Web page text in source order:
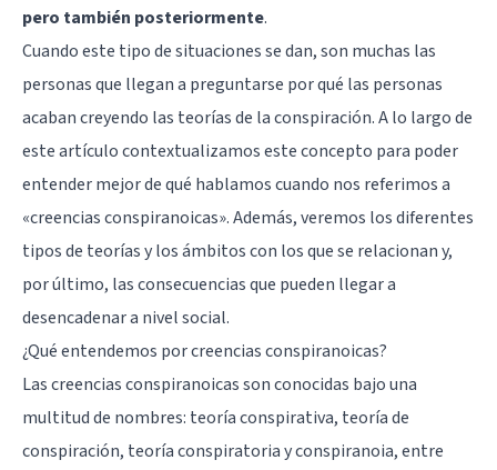
pero también posteriormente.
Cuando este tipo de situaciones se dan, son muchas las
personas que llegan a preguntarse por qué las personas
acaban creyendo las teorías de la conspiración. A lo largo de
este artículo contextualizamos este concepto para poder
entender mejor de qué hablamos cuando nos referimos a
«creencias conspiranoicas». Además, veremos los diferentes
tipos de teorías y los ámbitos con los que se relacionan y,
por último, las consecuencias que pueden llegar a
desencadenar a nivel social.
¿Qué entendemos por creencias conspiranoicas?
Las creencias conspiranoicas son conocidas bajo una
multitud de nombres: teoría conspirativa, teoría de
conspiración, teoría conspiratoria y conspiranoia, entre